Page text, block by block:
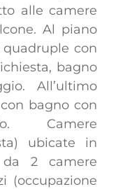
alle camere
Al piano
con
bagno
All’ultimo
bagno con
Camere
ubicate in
2 camere
(occupazione